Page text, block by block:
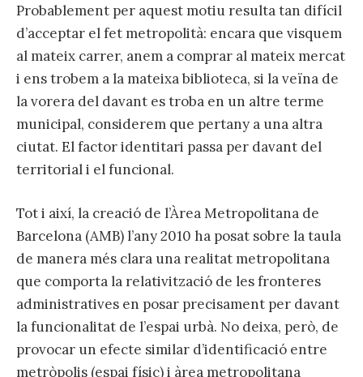
Probablement per aquest motiu resulta tan difícil
d’acceptar el fet metropolità: encara que visquem
al mateix carrer, anem a comprar al mateix mercat
i ens trobem a la mateixa biblioteca, si la veïna de
la vorera del davant es troba en un altre terme
municipal, considerem que pertany a una altra
ciutat. El factor identitari passa per davant del
territorial i el funcional.
Tot i així, la creació de l’Àrea Metropolitana de
Barcelona (AMB) l’any 2010 ha posat sobre la taula
de manera més clara una realitat metropolitana
que comporta la relativització de les fronteres
administratives en posar precisament per davant
la funcionalitat de l’espai urbà. No deixa, però, de
provocar un efecte similar d’identificació entre
metròpolis (espai físic) i àrea metropolitana